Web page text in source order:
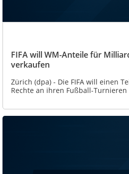
FIFA will WM-Anteile für
verkaufen
Zürich (dpa) - Die FIFA will einen
Rechte an ihren Fußball-Turnieren